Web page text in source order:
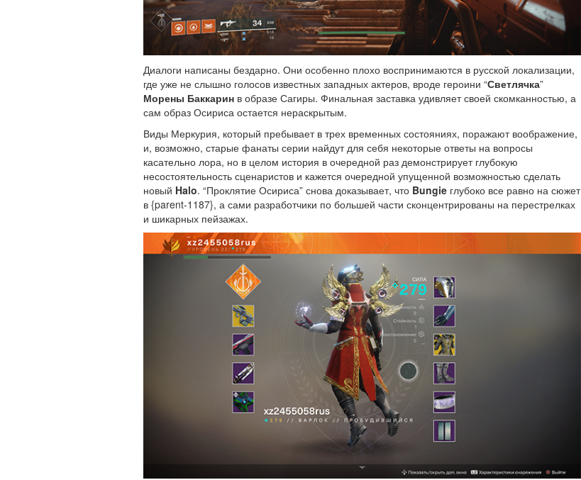
Диалоги написаны бездарно. Они особенно плохо воспринимаются в русской локализации,
где уже не слышно голосов известных западных актеров, вроде героини “Светлячка”
Морены Баккарин в образе Сагиры. Финальная заставка удивляет своей скомканностью, а
сам образ Осириса остается нераскрытым.
Виды Меркурия, который пребывает в трех временных состояниях, поражают воображение,
и, возможно, старые фанаты серии найдут для себя некоторые ответы на вопросы
касательно лора, но в целом история в очередной раз демонстрирует глубокую
несостоятельность сценаристов и кажется очередной упущенной возможностью сделать
новый Halo. “Проклятие Осириса” снова доказывает, что Bungie глубоко все равно на сюжет
в {parent-1187}, а сами разработчики по большей части сконцентрированы на перестрелках
и шикарных пейзажах.